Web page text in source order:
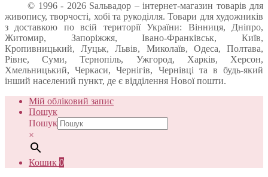
© 1996 - 2026 Sальвадор – інтернет-магазин товарів для
живопису, творчості, хобі та рукоділля. Товари для художників
з доставкою по всій території України: Вінниця, Дніпро,
Житомир, Запоріжжя, Івано-Франківськ, Київ,
Кропивницький, Луцьк, Львів, Миколаїв, Одеса, Полтава,
Рівне, Суми, Тернопіль, Ужгород, Харків, Херсон,
Хмельницький, Черкаси, Чернігів, Чернівці та в будь-який
інший населений пункт, де є відділення Нової пошти.
Мій обліковий запис
Пошук
Пошук
×
Кошик 0